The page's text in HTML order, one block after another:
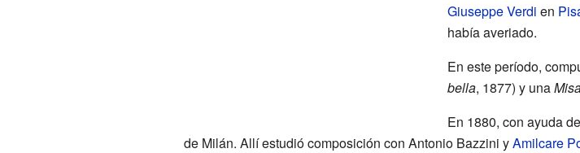
Giuseppe Verdi en
había averiado.
En este período,
bella, 1877) y una
En 1880, con ayuda
de Milán. Allí estudió composición con Antonio Bazzini yAmilcare